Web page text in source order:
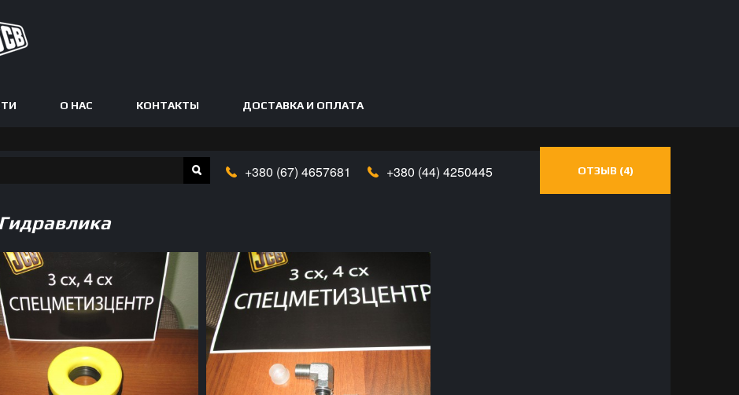
О НАС КОНТАКТЫ ДОСТАВКА И ОПЛАТА
+380 (67) 4657681 +380 (44) 4250445 ОТЗЫВ (4)
Гидравлика